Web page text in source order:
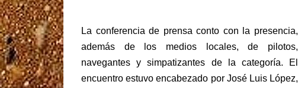
La conferencia de prensa conto con la presencia,
además de los medios locales, de pilotos,
navegantes y simpatizantes de la categoría. El
encuentro estuvo encabezado por José Luis López,